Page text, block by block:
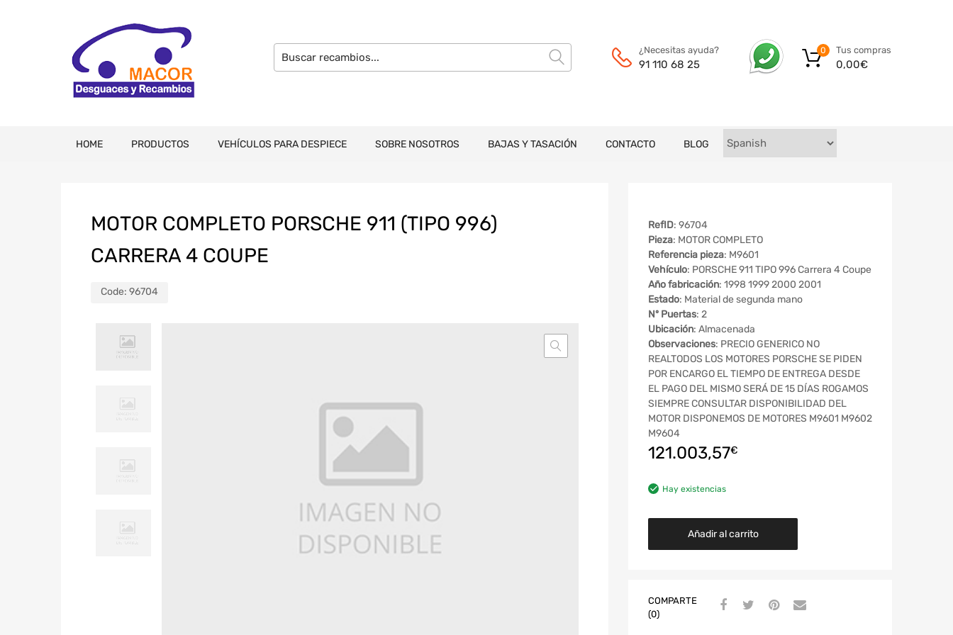
¿Necesitas ayuda?
91 110 68 25
Tus compras
0,00€
0
HOME PRODUCTOS VEHÍCULOS PARA DESPIECE SOBRE NOSOTROS BAJAS Y TASACIÓN CONTACTO BLOG
MOTOR COMPLETO PORSCHE 911 (TIPO 996)
CARRERA 4 COUPE
Code: 96704
RefID: 96704
Pieza: MOTOR COMPLETO
Referencia pieza: M9601
Vehículo: PORSCHE 911 TIPO 996 Carrera 4 Coupe
Año fabricación: 1998 1999 2000 2001
Estado: Material de segunda mano
Nº Puertas: 2
Ubicación: Almacenada
Observaciones: PRECIO GENERICO NO
REALTODOS LOS MOTORES PORSCHE SE PIDEN
POR ENCARGO EL TIEMPO DE ENTREGA DESDE
EL PAGO DEL MISMO SERÁ DE 15 DÍAS ROGAMOS
SIEMPRE CONSULTAR DISPONIBILIDAD DEL
MOTOR DISPONEMOS DE MOTORES M9601 M9602
M9604
121.003,57€
Hay existencias
Añadir al carrito
COMPARTE
(0)